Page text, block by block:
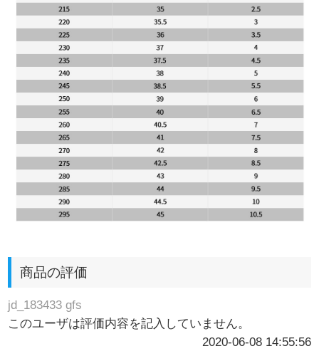
商品の評価
jd_183433 gfs
このユーザは評価内容を記入していません。
2020-06-08 14:55:56